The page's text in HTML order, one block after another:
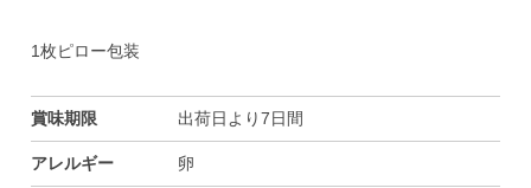
1枚ピロー包装
賞味期限 出荷日より7日間
アレルギー 卵